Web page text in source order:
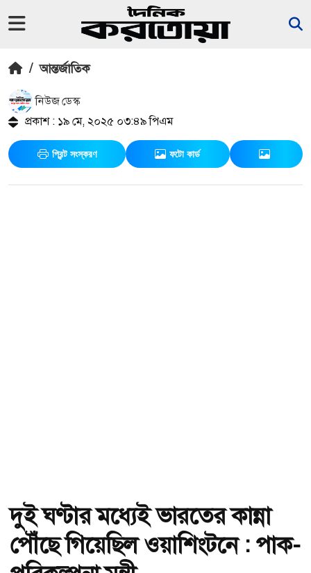
/ আন্তর্জাতিক
নিউজ ডেস্ক
প্রকাশ : ১৯ মে, ২০২৫ ০৩:৪৯ পিএম
প্রিন্ট সংস্করণ ফটো কার্ড
দুই ঘণ্টার মধ্যেই ভারতের কান্না
পৌঁছে গিয়েছিল ওয়াশিংটনে : পাক-